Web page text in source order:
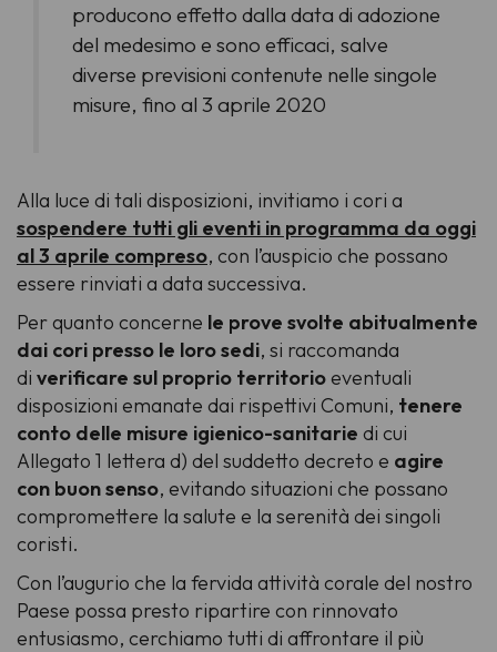
producono effetto dalla data di adozione
del medesimo e sono efficaci, salve
diverse previsioni contenute nelle singole
misure, fino al 3 aprile 2020
Alla luce di tali disposizioni, invitiamo i cori a
sospendere tutti gli eventi in programma da oggi
al 3 aprile compreso, con l’auspicio che possano
essere rinviati a data successiva.
Per quanto concerne le prove svolte abitualmente
dai cori presso le loro sedi, si raccomanda
di verificare sul proprio territorioeventuali
disposizioni emanate dai rispettivi Comuni, tenere
conto delle misure igienico-sanitarie di cui
Allegato 1 lettera d) del suddetto decreto e agire
con buon senso, evitando situazioni che possano
compromettere la salute e la serenità dei singoli
coristi.
Con l’augurio che la fervida attività corale del nostro
Paese possa presto ripartire con rinnovato
entusiasmo, cerchiamo tutti di affrontare il più